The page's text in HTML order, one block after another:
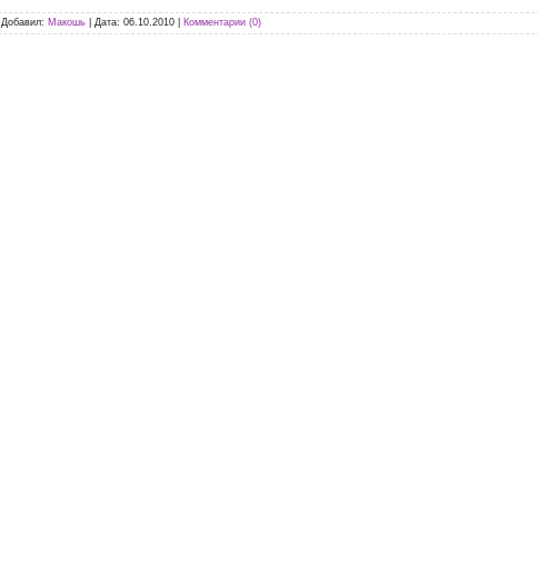
Добавил: Макошь Дата: 06.10.2010 Комментарии (0)